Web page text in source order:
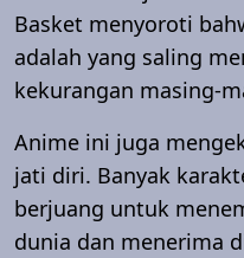
Basket menyoroti
adalah yang saling
kekurangan masing-
Anime ini juga
jati diri. Banyak
berjuang untuk
dunia dan menerima